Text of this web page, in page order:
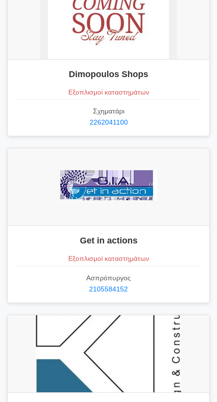
Dimopoulos Shops
Εξοπλισμοί καταστημάτων
Σχηματάρι
2262041100
Get in actions
Εξοπλισμοί καταστημάτων
Ασπρόπυργος
2105584152